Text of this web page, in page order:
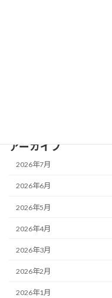
アーカイブ
2026年7月
2026年6月
2026年5月
2026年4月
2026年3月
2026年2月
2026年1月